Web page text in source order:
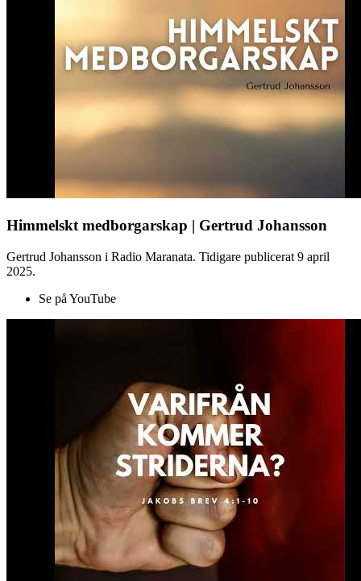
Himmelskt medborgarskap | Gertrud Johansson
Gertrud Johansson i Radio Maranata. Tidigare publicerat 9 april
2025.
Se på YouTube